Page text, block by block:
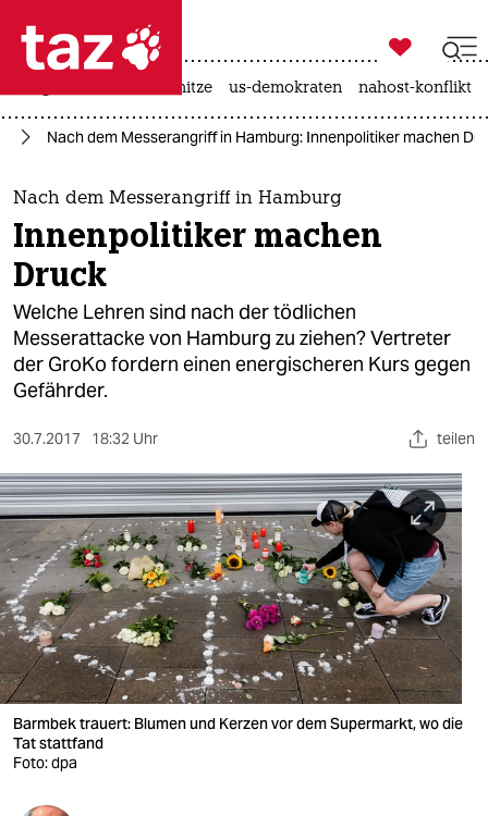
 taz zahl ich
taz zahl ich
themen
politik
öko
gesellschaft
kultur
sport
berlin
nord
wahrheit
verlag
verlag
veranstaltungen
shop
fragen & hilfe

taz zahl ich
hitze us-demokraten nahost-konflikt
Nach dem Messerangriff in Hamburg: Innenpolitiker machen
Nach dem Messerangriff in Hamburg
Innenpolitiker machen
Druck
Welche Lehren sind nach der tödlichen
Messerattacke von Hamburg zu ziehen? Vertreter
der GroKo fordern einen energischeren Kurs gegen
Gefährder.
30.7.2017 18:32 Uhr teilen
Barmbek trauert: Blumen und Kerzen vor dem Supermarkt, wo die
Tat stattfand
Foto: dpa